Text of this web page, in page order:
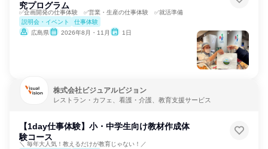
究プログラム
✅企画開発の仕事体験 ✅営業・生産の仕事体験 ✅就活準備
説明会・イベント
仕事体験
広島県
2026年8月・11月 1日
株式会社ビジュアルビジョン
レストラン・カフェ、看護・介護、教育支援サービス
【1day仕事体験】小・中学生向け教材作成体
験コース
＼ 毎年大人気！教えるだけが教育じゃない！／